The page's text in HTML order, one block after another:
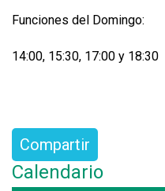
Funciones del Domingo:
14:00, 15:30, 17:00 y 18:30
Compartir
Calendario